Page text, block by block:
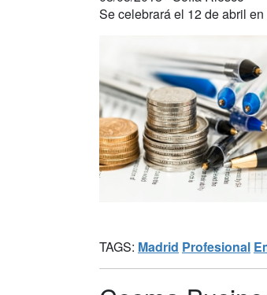
Se celebrará el 12 de abril en
TAGS: Madrid Profesional